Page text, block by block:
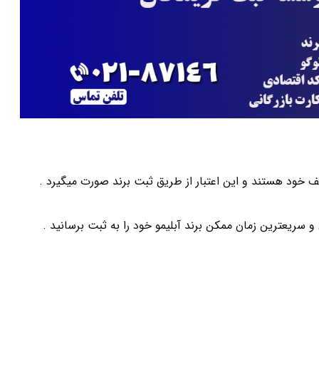
خود هستند و این اعتبار از طریق ثبت برند صورت میگیرد .
زمان ممکن برند آبلیمو خود را به ثبت برسانید .